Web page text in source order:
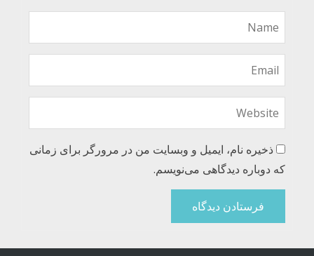
ذخیره نام، ایمیل و وبسایت من در مرورگر برای زمانی
که دوباره دیدگاهی می‌نویسم.